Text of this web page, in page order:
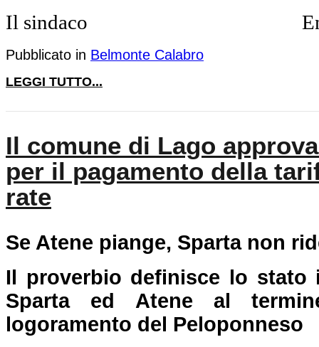
Il sindaco Enzo
Pubblicato in Belmonte Calabro
LEGGI TUTTO...
Il comune di Lago
per il pagamento della
rate
Se Atene piange, Sparta non
Il proverbio definisce lo stato
Sparta ed Atene al
logoramento del Peloponneso